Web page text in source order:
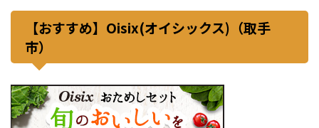
【おすすめ】Oisix(オイシックス)（取手
市）